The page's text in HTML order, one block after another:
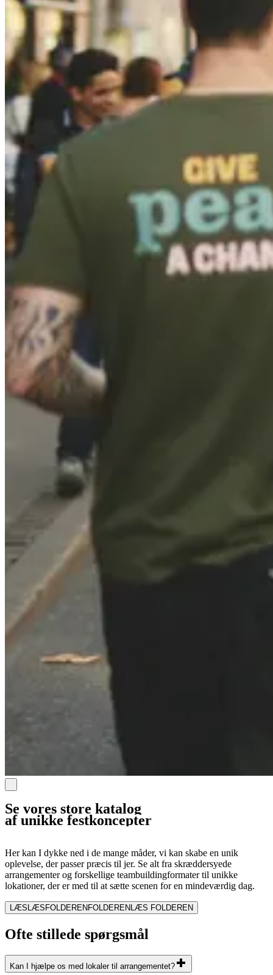
Se vores store katalog
af unikke festkoncepter
Her kan I dykke ned i de mange måder, vi kan skabe en unik
oplevelse, der passer præcis til jer. Se alt fra skræddersyede
arrangementer og forskellige teambuildingformater til unikke
lokationer, der er med til at sætte scenen for en mindeværdig dag.
LÆS LÆS FOLDEREN FOLDEREN LÆS FOLDEREN
Ofte stillede spørgsmål
Kan I hjælpe os med lokaler til arrangementet?